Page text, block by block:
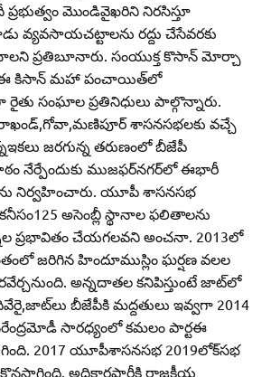
మొండివైఖరిని నిరసిస్తూ
వ్యవసాయచట్టాలను రద్దు చేసేవరకు
ప్రతిబూనారు. సంయుక్త కొసాన్‌ మోర్చా
ఈ కిసాన్‌ మహా పంచాయిత్‌లో
సంఘాల ప్రతినిధులు పాల్గొన్నారు.
శాసనసభలకు వచ్చే
జరగున్న తరుణంలో బీజేపీ
నేర్పేందుకు ముజఫర్‌నగర్‌లో ఈభారీ
నిర్వహించారు. యూపీ శాసనసభ
అసెంబ్లీ స్థానాల ఫలితాలను
ప్రభావితం చేయగలవని అంచనా. 2013లో
జరిగిన హిందూముస్లిం ఘర్షణ వలల
అన్నదాతల కనిపిస్తుంటే జాట్‌లో
బీజేపీకి మద్దతులు ఇవ్వగా 2014
సారధ్యంలో కమలం పార్టఈ
2017 యూపీశాసనసభ 2019లోక్‌సభ
కొనసాగింది. అధికారపార్టీకి రాజకీయ